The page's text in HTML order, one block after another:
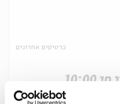
כרטיסים אחרונים